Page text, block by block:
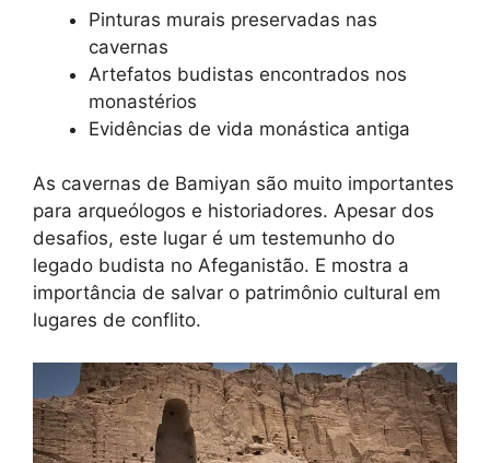
Pinturas murais preservadas nas
cavernas
Artefatos budistas encontrados nos
monastérios
Evidências de vida monástica antiga
As cavernas de Bamiyan são muito importantes
para arqueólogos e historiadores. Apesar dos
desafios, este lugar é um testemunho do
legado budista no Afeganistão. E mostra a
importância de salvar o patrimônio cultural em
lugares de conflito.